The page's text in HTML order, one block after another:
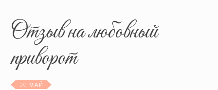
Отзыв на любовный
приворот
20 МАЙ